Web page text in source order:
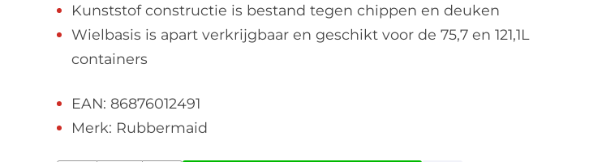
Kunststof constructie is bestand tegen chippen en deuken
Wielbasis is apart verkrijgbaar en geschikt voor de 75,7 en 121,1L
containers
EAN: 86876012491
Merk: Rubbermaid